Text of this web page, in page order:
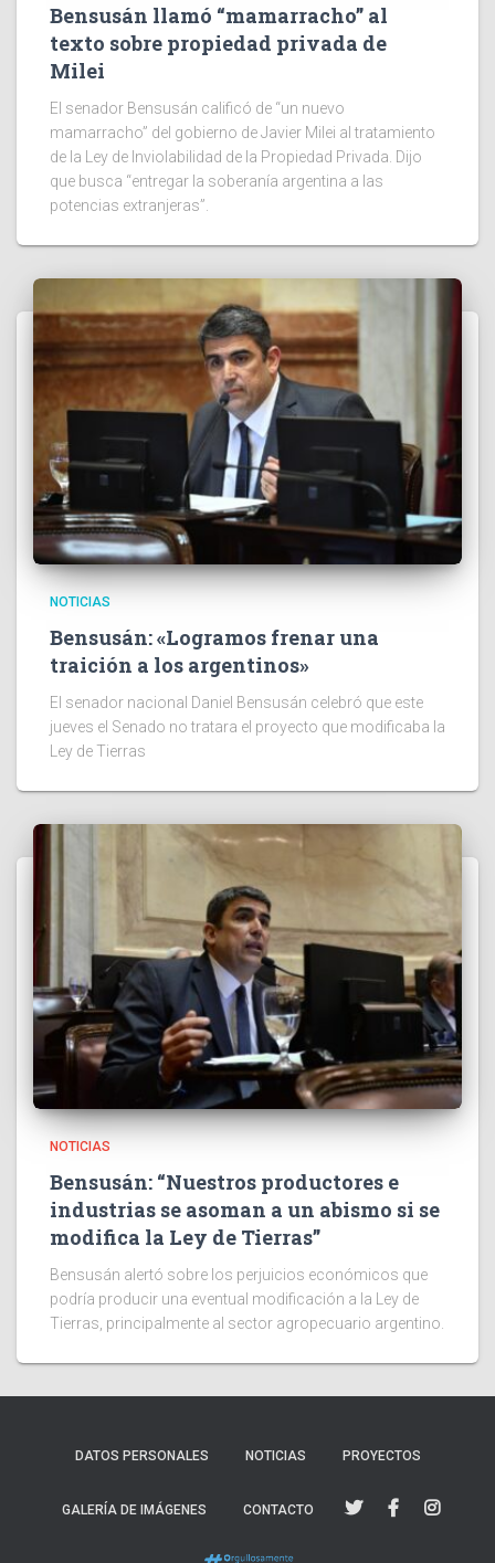
Bensusán llamó “mamarracho” al
texto sobre propiedad privada de
Milei
El senador Bensusán calificó de “un nuevo
mamarracho” del gobierno de Javier Milei al tratamiento
de la Ley de Inviolabilidad de la Propiedad Privada. Dijo
que busca “entregar la soberanía argentina a las
potencias extranjeras”.
NOTICIAS
Bensusán: «Logramos frenar una
traición a los argentinos»
El senador nacional Daniel Bensusán celebró que este
jueves el Senado no tratara el proyecto que modificaba la
Ley de Tierras
NOTICIAS
Bensusán: “Nuestros productores e
industrias se asoman a un abismo si se
modifica la Ley de Tierras”
Bensusán alertó sobre los perjuicios económicos que
podría producir una eventual modificación a la Ley de
Tierras, principalmente al sector agropecuario argentino.
DATOS PERSONALES NOTICIAS PROYECTOS
GALERÍA DE IMÁGENES CONTACTO